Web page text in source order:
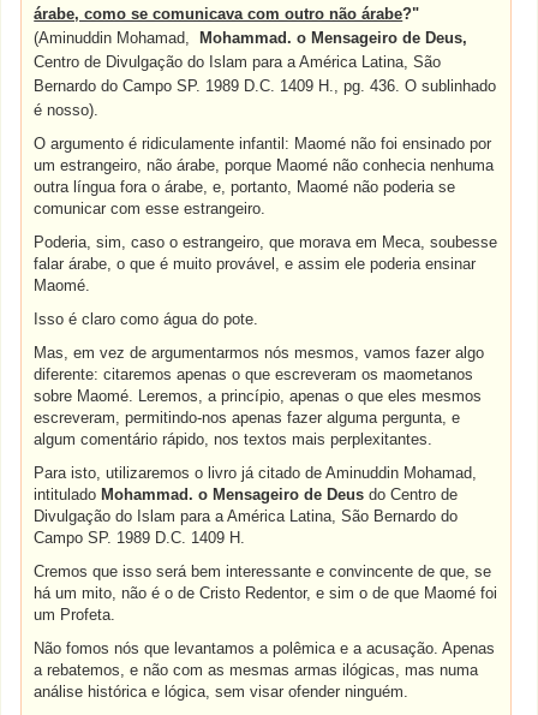
árabe, como se comunicava com outro não árabe?"
(Aminuddin Mohamad,
Mohammad. o Mensageiro de Deus,
Centro de Divulgação do Islam para a América Latina, São
Bernardo do Campo SP. 1989 D.C. 1409 H., pg. 436. O sublinhado
é nosso).
O argumento é ridiculamente infantil: Maomé não foi ensinado por
um estrangeiro, não árabe, porque Maomé não conhecia nenhuma
outra língua fora o árabe, e, portanto, Maomé não poderia se
comunicar com esse estrangeiro.
Poderia, sim, caso o estrangeiro, que morava em Meca, soubesse
falar árabe, o que é muito provável, e assim ele poderia ensinar
Maomé.
Isso é claro como água do pote.
Mas, em vez de argumentarmos nós mesmos, vamos fazer algo
diferente: citaremos apenas o que escreveram os maometanos
sobre Maomé. Leremos, a princípio, apenas o que eles mesmos
escreveram, permitindo-nos apenas fazer alguma pergunta, e
algum comentário rápido, nos textos mais perplexitantes.
Para isto, utilizaremos o livro já citado de Aminuddin Mohamad,
intitulado Mohammad. o Mensageiro de Deus doCentro de
Divulgação do Islam para a América Latina, São Bernardo do
Campo SP. 1989 D.C. 1409 H.
Cremos que isso será bem interessante e convincente de que, se
há um mito, não é o de Cristo Redentor, e sim o de que Maomé foi
um Profeta.
Não fomos nós que levantamos a polêmica e a acusação. Apenas
a rebatemos, e não com as mesmas armas ilógicas, mas numa
análise histórica e lógica, sem visar ofender ninguém.